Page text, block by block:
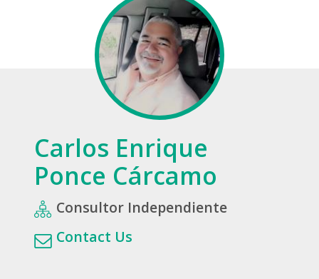
Carlos Enrique
Ponce Cárcamo
Consultor Independiente
Contact Us